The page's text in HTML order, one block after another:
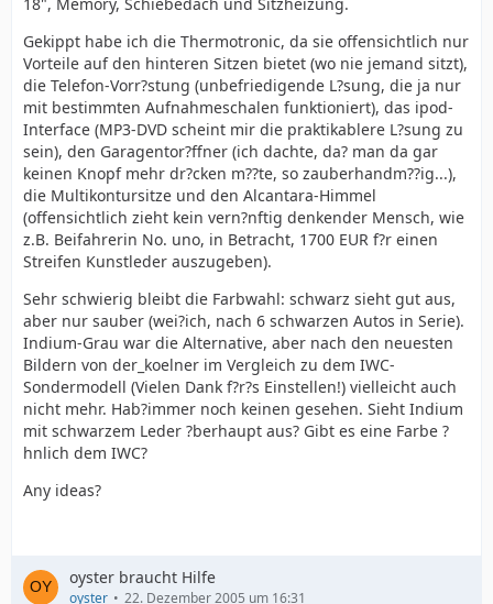
Gekippt habe ich die Thermotronic, da sie offensichtlich nur
Vorteile auf den hinteren Sitzen bietet (wo nie jemand sitzt),
die Telefon-Vorr?stung (unbefriedigende L?sung, die ja nur
mit bestimmten Aufnahmeschalen funktioniert), das ipod-
Interface (MP3-DVD scheint mir die praktikablere L?sung zu
sein), den Garagentor?ffner (ich dachte, da? man da gar
keinen Knopf mehr dr?cken m??te, so zauberhandm??ig...),
die Multikontursitze und den Alcantara-Himmel
(offensichtlich zieht kein vern?nftig denkender Mensch, wie
z.B. Beifahrerin No. uno, in Betracht, 1700 EUR f?r einen
Streifen Kunstleder auszugeben).
Sehr schwierig bleibt die Farbwahl: schwarz sieht gut aus,
aber nur sauber (wei?ich, nach 6 schwarzen Autos in Serie).
Indium-Grau war die Alternative, aber nach den neuesten
Bildern von der_koelner im Vergleich zu dem IWC-
Sondermodell (Vielen Dank f?r?s Einstellen!) vielleicht auch
nicht mehr. Hab?immer noch keinen gesehen. Sieht Indium
mit schwarzem Leder ?berhaupt aus? Gibt es eine Farbe ?
hnlich dem IWC?
Any ideas?
oyster braucht Hilfe
oyster 22. Dezember 2005 um 16:31